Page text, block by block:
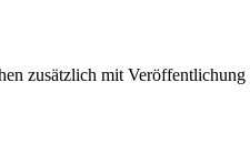
zusätzlich mit